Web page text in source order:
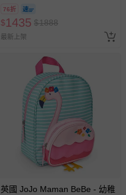
76折
$1435 $1888
最新上架
英國 JoJo Maman BeBe - 幼稚